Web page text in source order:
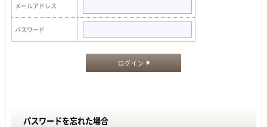
メールアドレス
パスワード
ログイン
パスワードを忘れた場合